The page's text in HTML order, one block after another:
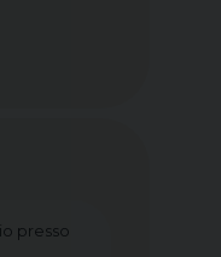
presso